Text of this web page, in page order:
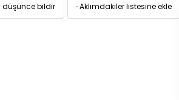
düşünce bildir ·Aklımdakiler listesine ekle